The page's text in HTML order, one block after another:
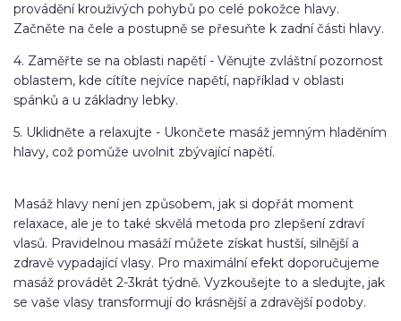
provádění krouživých pohybů po celé pokožce hlavy.
Začněte na čele a postupně se přesuňte k zadní části hlavy.
4. Zaměřte se na oblasti napětí - Věnujte zvláštní pozornost
oblastem, kde cítíte nejvíce napětí, například v oblasti
spánků a u základny lebky.
5. Uklidněte a relaxujte - Ukončete masáž jemným hladěním
hlavy, což pomůže uvolnit zbývající napětí.
Masáž hlavy není jen způsobem, jak si dopřát moment
relaxace, ale je to také skvělá metoda pro zlepšení zdraví
vlasů. Pravidelnou masáží můžete získat hustší, silnější a
zdravě vypadající vlasy. Pro maximální efekt doporučujeme
masáž provádět 2-3krát týdně. Vyzkoušejte to a sledujte, jak
se vaše vlasy transformují do krásnější a zdravější podoby.